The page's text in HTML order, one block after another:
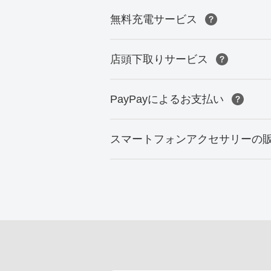
無料充電サービス
店頭下取りサービス
PayPayによるお支払い
スマートフォンアクセサリーの